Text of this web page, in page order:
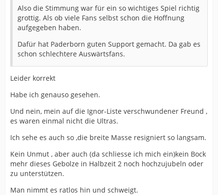
Also die Stimmung war für ein so wichtiges Spiel richtig
grottig. Als ob viele Fans selbst schon die Hoffnung
aufgegeben haben.
Dafür hat Paderborn guten Support gemacht. Da gab es
schon schlechtere Auswärtsfans.
Leider korrekt
Habe ich genauso gesehen.
Und nein, mein auf die Ignor-Liste verschwundener Freund ,
es waren einmal nicht die Ultras.
Ich sehe es auch so ,die breite Masse resigniert so langsam.
Kein Unmut , aber auch (da schliesse ich mich ein)kein Bock
mehr dieses Gebolze in Halbzeit 2 noch hochzujubeln oder
zu unterstützen.
Man nimmt es ratlos hin und schweigt.